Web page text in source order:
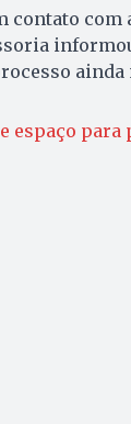
contato com
espaço